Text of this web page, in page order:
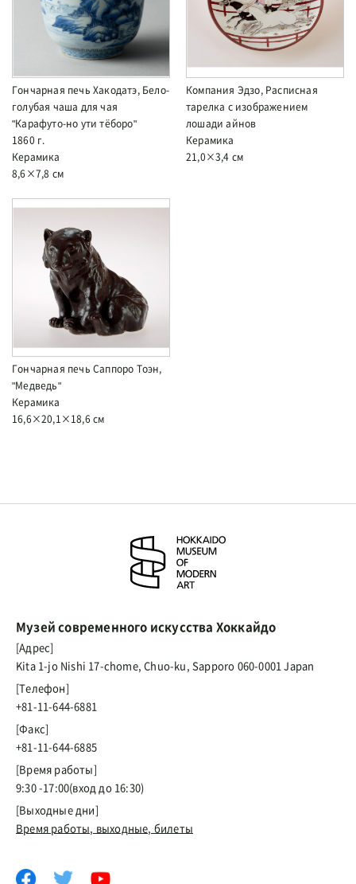
Гончарная печь Хакодатэ, Бело-
голубая чаша для чая
"Карафуто-но ути тёборо"
1860 г.
Керамика
8,6×7,8 см
Компания Эдзо, Расписная
тарелка с изображением
лошади айнов
Керамика
21,0×3,4 см
Гончарная печь Саппоро Тоэн,
"Медведь"
Керамика
16,6×20,1×18,6 см
Музей современного искусства Хоккайдо
[Адрес]
Kita 1-jo Nishi 17-chome, Chuo-ku, Sapporo 060-0001 Japan
[Телефон]
+81-11-644-6881
[Факс]
+81-11-644-6885
[Время работы]
9:30 -17:00(вход до 16:30)
[Выходные дни]
Время работы, выходные, билеты